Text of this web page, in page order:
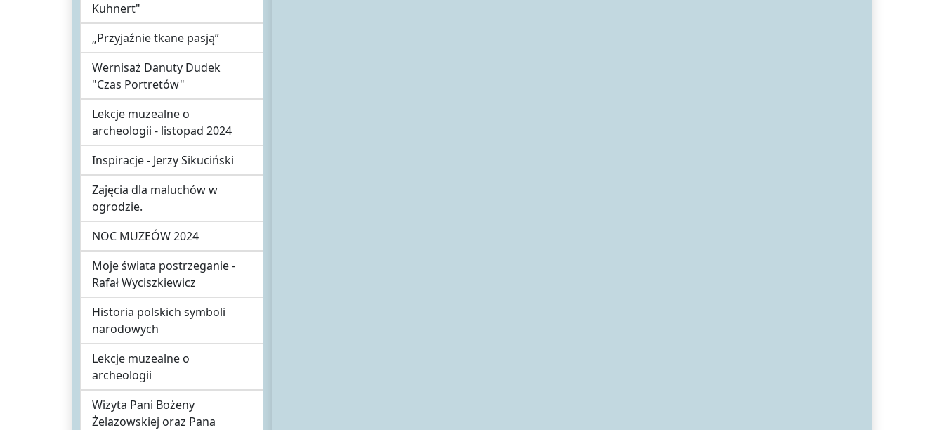
Kuhnert"
„Przyjaźnie tkane pasją”
Wernisaż Danuty Dudek
"Czas Portretów"
Lekcje muzealne o
archeologii - listopad 2024
Inspiracje - Jerzy Sikuciński
Zajęcia dla maluchów w
ogrodzie.
NOC MUZEÓW 2024
Moje świata postrzeganie -
Rafał Wyciszkiewicz
Historia polskich symboli
narodowych
Lekcje muzealne o
archeologii
Wizyta Pani Bożeny
Żelazowskiej oraz Pana